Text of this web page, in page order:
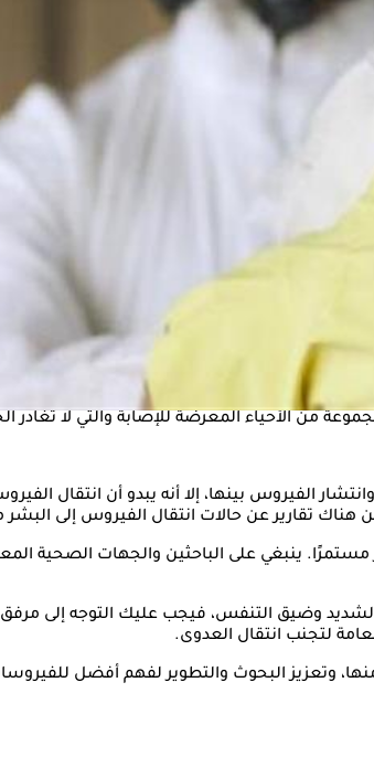
أعداد كبيرة من الطيور في جميع أنحاء
الجنوبية، التي تقع على بعد حوالي 800 ميل (1300
أن تؤدي البطاريق المتنقلة إلى انتشار
من الأحياء المعرضة للإصابة والتي لا تغادر
الفيروس بينها، إلا أنه يبدو أن انتقال
ينبغي على الباحثين والجهات الصحية
وضيق التنفس، فيجب عليك التوجه إلى مرفق
لتجنب انتقال العدوى.
وتعزيز البحوث والتطوير لفهم أفضل